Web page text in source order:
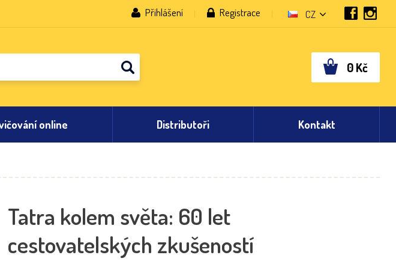
Přihlášení Registrace CZ
0Kč
online Distributoři Kontakt
Tatra kolem světa: 60 let
cestovatelských zkušeností